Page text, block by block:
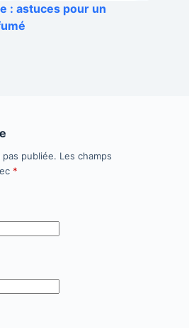
: astuces pour un
publiée. Les champs
*